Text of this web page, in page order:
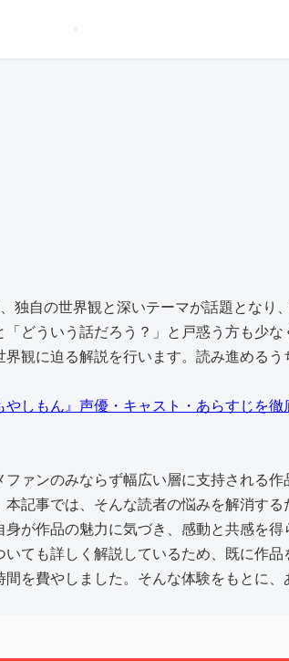
自の世界観と深いテーマが話題となり
どういう話だろう？」と戸惑う方も少
観に迫る解説を行います。読み進めるう
やしもん』声優・キャスト・あらすじを徹
ァンのみならず幅広い層に支持される
記事では、そんな読者の悩みを解消する
が作品の魅力に気づき、感動と共感を得
ても詳しく解説しているため、既に作
を費やしました。そんな体験をもとに